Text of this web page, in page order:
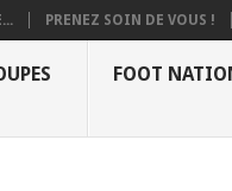
PRENEZ SOIN DE VOUS !
FOOT